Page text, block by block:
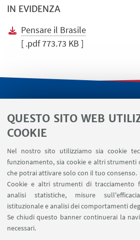
QUESTO SITO WEB
COOKIE
Nel nostro sito utilizziamo sia cookie
funzionamento, sia cookie e altri
che potrai attivare solo con il tuo consenso.
Cookie e altri strumenti di tracciamento
analisi statistiche, misure
istituzionale e analisi dei comportamenti
Se chiudi questo banner continuerai la
necessari.
IN EVIDENZA
Pensare il Brasile
[ .pdf 773.73 KB ]
Segnala un
Contatti
SEGUI IL